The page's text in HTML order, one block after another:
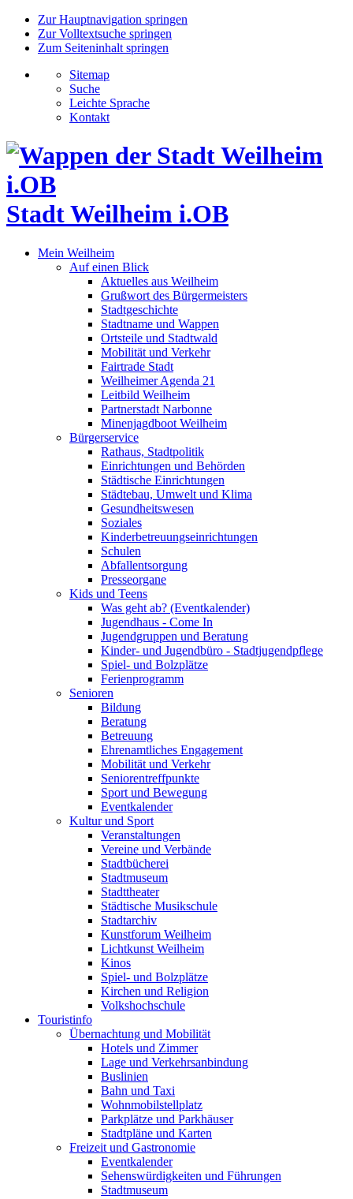
Zur Hauptnavigation springen
Zur Volltextsuche springen
Zum Seiteninhalt springen
Sitemap
Suche
Leichte Sprache
Kontakt
Stadt Weilheim i.OB
Mein Weilheim
Auf einen Blick
Aktuelles aus Weilheim
Grußwort des Bürgermeisters
Stadtgeschichte
Stadtname und Wappen
Ortsteile und Stadtwald
Mobilität und Verkehr
Fairtrade Stadt
Weilheimer Agenda 21
Leitbild Weilheim
Partnerstadt Narbonne
Minenjagdboot Weilheim
Bürgerservice
Rathaus, Stadtpolitik
Einrichtungen und Behörden
Städtische Einrichtungen
Städtebau, Umwelt und Klima
Gesundheitswesen
Soziales
Kinderbetreuungseinrichtungen
Schulen
Abfallentsorgung
Presseorgane
Kids und Teens
Was geht ab? (Eventkalender)
Jugendhaus - Come In
Jugendgruppen und Beratung
Kinder- und Jugendbüro - Stadtjugendpflege
Spiel- und Bolzplätze
Ferienprogramm
Senioren
Bildung
Beratung
Betreuung
Ehrenamtliches Engagement
Mobilität und Verkehr
Seniorentreffpunkte
Sport und Bewegung
Eventkalender
Kultur und Sport
Veranstaltungen
Vereine und Verbände
Stadtbücherei
Stadtmuseum
Stadttheater
Städtische Musikschule
Stadtarchiv
Kunstforum Weilheim
Lichtkunst Weilheim
Kinos
Spiel- und Bolzplätze
Kirchen und Religion
Volkshochschule
Touristinfo
Übernachtung und Mobilität
Hotels und Zimmer
Lage und Verkehrsanbindung
Buslinien
Bahn und Taxi
Wohnmobilstellplatz
Parkplätze und Parkhäuser
Stadtpläne und Karten
Freizeit und Gastronomie
Eventkalender
Sehenswürdigkeiten und Führungen
Stadtmuseum